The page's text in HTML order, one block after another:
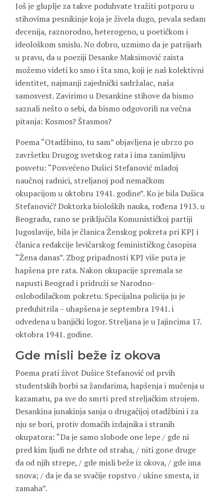
Još je gluplje za takve poduhvate tražiti potporu u
stihovima pesnikinje koja je živela dugo, pevala sedam
decenija, raznorodno, heterogeno, u poetičkom i
ideološkom smislu. No dobro, uzmimo da je patrijarh
u pravu, da u poeziji Desanke Maksimović zaista
možemo videti ko smo i šta smo, koji je naš kolektivni
identitet, najmanji zajednički sadržalac, naša
samosvest. Zavirimo u Desankine stihove da bismo
saznali nešto o sebi, da bismo odgovorili na večna
pitanja: Kosmos? Štasmos?
Poema “Otadžbino, tu sam” objavljena je ubrzo po
završetku Drugog svetskog rata i ima zanimljivu
posvetu: “Posvećeno Dušici Stefanović mladoj
naučnoj radnici, streljanoj pod nemačkom
okupacijom u oktobru 1941. godine”. Ko je bila Dušica
Stefanović? Doktorka bioloških nauka, rođena 1913. u
Beogradu, rano se priključila Komunističkoj partiji
Jugoslavije, bila je članica Ženskog pokreta pri KPJ i
članica redakcije levičarskog feminističkog časopisa
“Žena danas”. Zbog pripadnosti KPJ više puta je
hapšena pre rata. Nakon okupacije spremala se
napusti Beograd i pridruži se Narodno-
oslobodilačkom pokretu. Specijalna policija ju je
preduhitrila – uhapšena je septembra 1941. i
odvedena u banjički logor. Streljana je u Jajincima 17.
oktobra 1941. godine.
Gde misli beže iz okova
Poema prati život Dušice Stefanović od prvih
studentskih borbi sa žandarima, hapšenja i mučenja u
kazamatu, pa sve do smrti pred streljačkim strojem.
Desankina junakinja sanja o drugačijoj otadžbini i za
nju se bori, protiv domaćih izdajnika i stranih
okupatora: “Da je samo slobode one lepe / gde ni
pred kim ljudi ne drhte od straha, / niti gone druge
da od njih strepe, / gde misli beže iz okova, / gde ima
snova; / da je da se svačije ropstvo / ukine smesta, iz
zamaha”.